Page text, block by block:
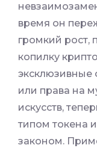
время он
громкий рост,
копилку
эксклюзивные
или права на
искусств,
типом токена
законом.